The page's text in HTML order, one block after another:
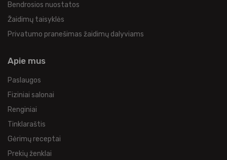
Bendrosios nuostatos
Žaidimų taisyklės
Privatumo pranešimas žaidimų dalyviams
Apie mus
Paslaugos
Fiziniai salonai
Renginiai
Tinklaraštis
Gėrimų receptai
Prekių ženklai